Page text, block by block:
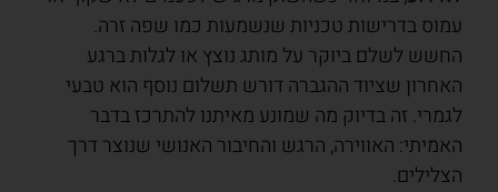
עמוס בדרישות טכניות שנשמעות כמו שפה זרה.
החשש לשלם ביוקר על מותג נוצץ או לגלות ברגע
האחרון שציוד ההגברה דורש תשלום נוסף הוא טבעי
לגמרי. זה בדיוק מה שמונע מאיתנו להתרכז בדבר
האמיתי: האווירה, הרגש והחיבור האנושי שנוצר דרך
הצלילים.